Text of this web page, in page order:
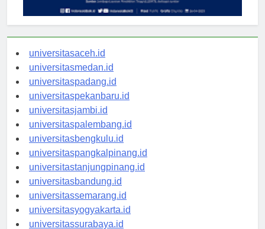
universitasaceh.id
universitasmedan.id
universitaspadang.id
universitaspekanbaru.id
universitasjambi.id
universitaspalembang.id
universitasbengkulu.id
universitaspangkalpinang.id
universitastanjungpinang.id
universitasbandung.id
universitassemarang.id
universitasyogyakarta.id